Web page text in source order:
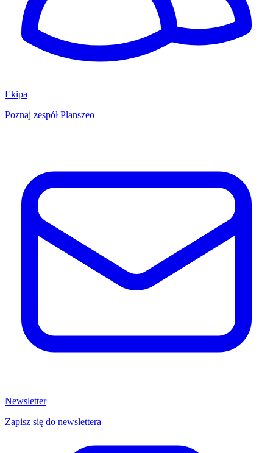
Ekipa
Poznaj zespół Planszeo
Newsletter
Zapisz się do newslettera